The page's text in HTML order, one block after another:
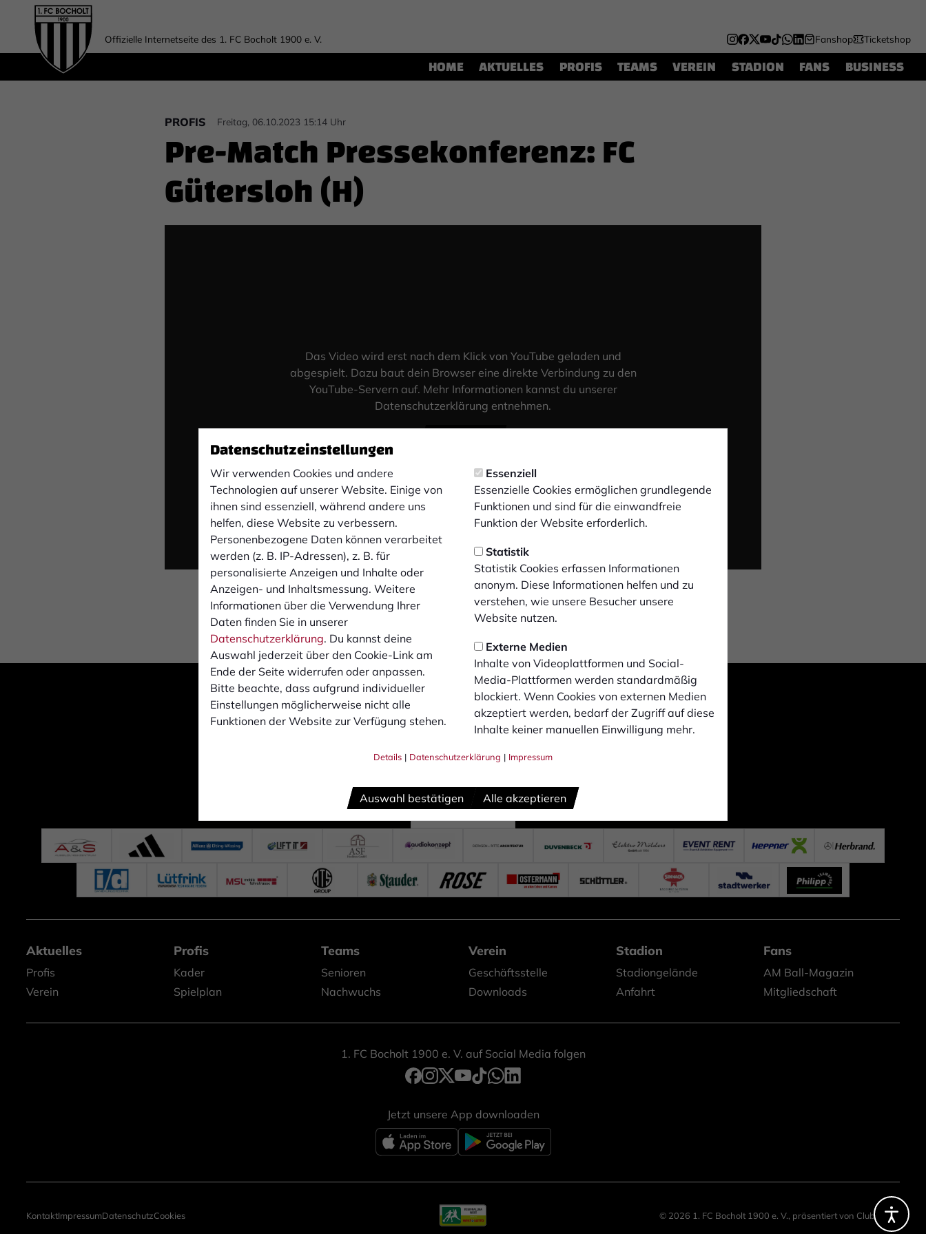
Datenschutzeinstellungen
Wir verwenden Cookies und andere
Technologien auf unserer Website. Einige von
ihnen sind essenziell, während andere uns
helfen, diese Website zu verbessern.
Personenbezogene Daten können verarbeitet
werden (z. B. IP-Adressen), z. B. für
personalisierte Anzeigen und Inhalte oder
Anzeigen- und Inhaltsmessung. Weitere
Informationen über die Verwendung Ihrer
Daten finden Sie in unserer
Datenschutzerklärung. Du kannst deine
Auswahl jederzeit über den Cookie-Link am
Ende der Seite widerrufen oder anpassen.
Bitte beachte, dass aufgrund individueller
Einstellungen möglicherweise nicht alle
Funktionen der Website zur Verfügung stehen.
Essenziell
Essenzielle Cookies ermöglichen grundlegende
Funktionen und sind für die einwandfreie
Funktion der Website erforderlich.
Statistik
Statistik Cookies erfassen Informationen
anonym. Diese Informationen helfen und zu
verstehen, wie unsere Besucher unsere
Website nutzen.
Externe Medien
Inhalte von Videoplattformen und Social-
Media-Plattformen werden standardmäßig
blockiert. Wenn Cookies von externen Medien
akzeptiert werden, bedarf der Zugriff auf diese
Inhalte keiner manuellen Einwilligung mehr.
Details | Datenschutzerklärung | Impressum
Auswahl bestätigen Alle akzeptieren
Offizielle Internetseite des 1. FC Bocholt 1900 e. V. Fanshop Ticketshop
HOME AKTUELLES PROFIS TEAMS VEREIN STADION FANS BUSINESS
PROFIS Freitag, 06.10.2023 15:14 Uhr
Pre-Match Pressekonferenz: FC
Gütersloh (H)
Das Video wird erst nach dem Klick von YouTube geladen und
abgespielt. Dazu baut dein Browser eine direkte Verbindung zu den
YouTube-Servern auf. Mehr Informationen kannst du unserer
Datenschutzerklärung entnehmen.
Aktuelles
Profis
Verein
Profis
Kader
Spielplan
Teams
Senioren
Nachwuchs
Verein
Geschäftsstelle
Downloads
Stadion
Stadiongelände
Anfahrt
Fans
AM Ball-Magazin
Mitgliedschaft
1. FC Bocholt 1900 e. V. auf Social Media folgen
Jetzt unsere App downloaden
KontaktImpressumDatenschutzCookies © 2026 1. FC Bocholt 1900 e. V., präsentiert von ClubShare